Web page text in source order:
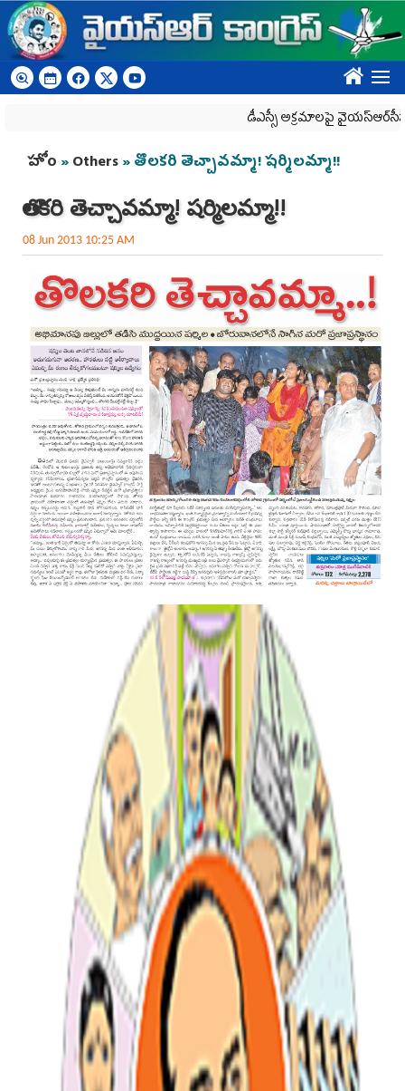
Skip to main content
????
డీఎస్సీ అక్రమాలపై వైయ‌స్ఆర్‌సీపీ
You are here
హోం »Others» తొలకరి తెచ్చావమ్మా! షర్మిలమ్మా!!
తొలకరి తెచ్చావమ్మా! షర్మిలమ్మా!!
08 Jun 2013 10:25 AM